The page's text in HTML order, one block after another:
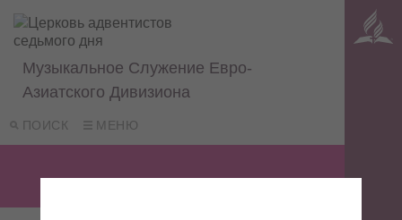
ПОИСК МЕНЮ
Музыкальное Служение Евро-
Азиатского Дивизиона